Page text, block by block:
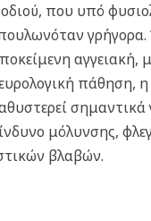
που υπό
αγγειακή,
πάθηση,
σημαντικά
μόλυνσης,
βλαβών.